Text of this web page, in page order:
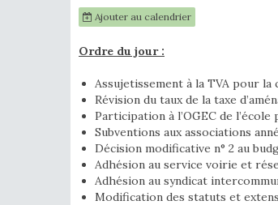
Ajouter au calendrier
Ordre du jour :
Assujetissement à la TVA pour
Révision du taux de la taxe
Participation à l’OGEC de
Subventions aux associations
Décision modificative n° 2 au
Adhésion au service voirie et
Adhésion au syndicat
Modification des statuts et